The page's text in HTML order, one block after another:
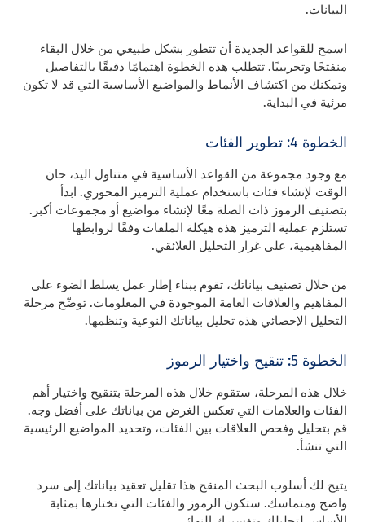
البيانات.
اسمح للقواعد الجديدة أن تتطور بشكل طبيعي من خلال البقاء
منفتحًا وتجريبيًا. تتطلب هذه الخطوة اهتمامًا دقيقًا بالتفاصيل
وتمكنك من اكتشاف الأنماط والمواضيع الأساسية التي قد لا تكون
مرئية في البداية.
الخطوة 4: تطوير الفئات
مع وجود مجموعة من القواعد الأساسية في متناول اليد، حان
الوقت لإنشاء فئات باستخدام عملية الترميز المحوري. ابدأ
بتصنيف الرموز ذات الصلة معًا لإنشاء مواضيع أو مجموعات أكبر.
تستلزم عملية الترميز هذه هيكلة الملفات وفقًا لروابطها
المفاهيمية، على غرار التحليل العلائقي.
من خلال تصنيف بياناتك، تقوم ببناء إطار عمل يسلط الضوء على
المفاهيم والعلاقات العامة الموجودة في المعلومات. توضّح مرحلة
التحليل الإحصائي هذه تحليل بياناتك النوعية وتنظمها.
الخطوة 5: تنقيح واختيار الرموز
خلال هذه المرحلة، ستقوم خلال هذه المرحلة بتنقيح واختيار أهم
الفئات والعلامات التي تعكس الغرض من بياناتك على أفضل وجه.
قم بتحليل وفحص العلاقات بين الفئات، وتحديد المواضيع الرئيسية
التي تنشأ.
يتيح لك أسلوب البحث المنقح هذا تقليل تعقيد بياناتك إلى سرد
واضح ومتماسك. ستكون الرموز والفئات التي تختارها بمثابة